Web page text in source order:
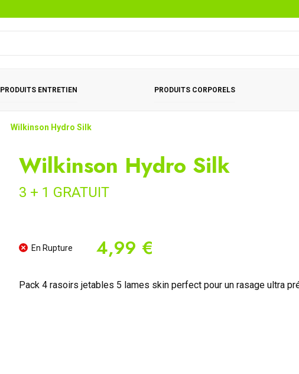
PRODUITS ENTRETIEN PRODUITS CORPORELS
Wilkinson Hydro Silk
Wilkinson Hydro Silk
3 + 1 GRATUIT
En Rupture 4,99 €
Pack 4 rasoirs jetables 5 lames skin perfect pour un rasage ultra